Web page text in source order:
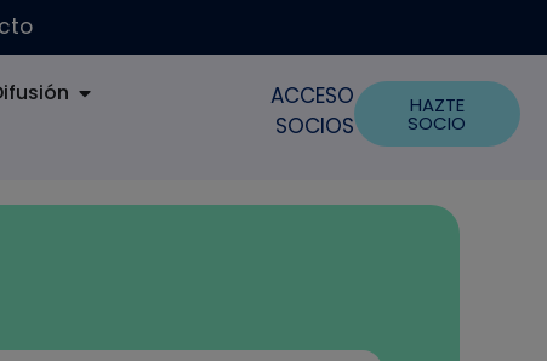
ACCESO
SOCIOS
HAZTE
SOCIO